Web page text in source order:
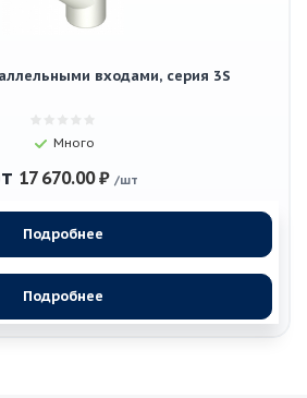
входами, серия 3S
Много
17 670.00 ₽ /шт
Подробнее
Подробнее